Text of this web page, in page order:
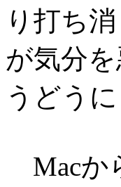
り打ち
が気分
うどう
Macか